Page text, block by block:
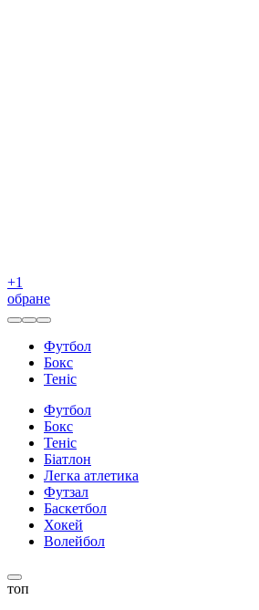
+1
обране
Футбол
Бокс
Теніс
Футбол
Бокс
Теніс
Біатлон
Легка атлетика
Футзал
Баскетбол
Хокей
Волейбол
топ